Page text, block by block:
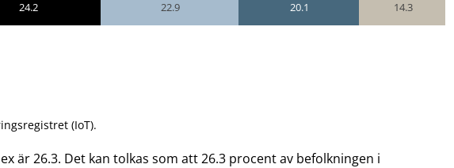
24.2 22.9 20.1 14.3
(IoT).
är 26.3. Det kan tolkas som att 26.3 procent av befolkningen i